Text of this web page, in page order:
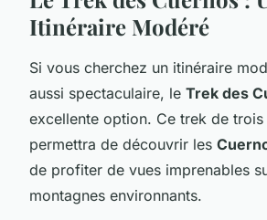
Itinéraire Modéré
Si vous cherchez un itinéraire
aussi spectaculaire, le Trek des
excellente option. Ce trek de
permettra de découvrir les
de profiter de vues imprenables
montagnes environnants.